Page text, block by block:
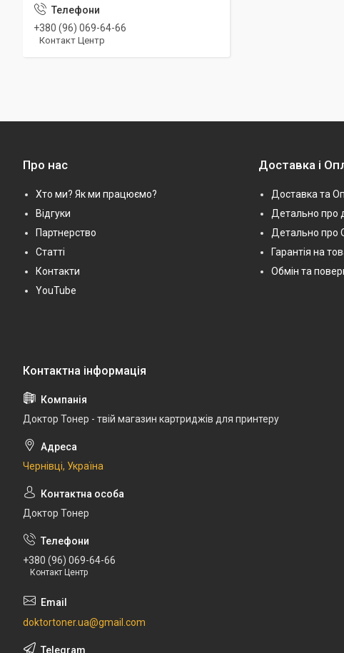
+380 (96) 069-64-66
Контакт Центр
Про нас
Хто ми? Як ми працюємо?
Відгуки
Партнерство
Статті
Контакти
YouTube
Доставка і
Доставка та
Детально про
Детально про
Гарантія на
Обмін та
Доктор Тонер - твій магазин картриджів для принтеру
Чернівці, Україна
Доктор Тонер
+380 (96) 069-64-66
Контакт Центр
doktortoner.ua@gmail.com